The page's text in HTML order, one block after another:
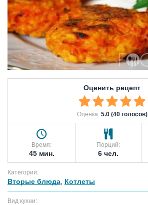
Оценить рецепт
Оценка: 5.0 (40 голосов)
Время:
45 мин.
Порций:
6 чел.
Категории:
Вторые блюда Котлеты
Вид кухни: